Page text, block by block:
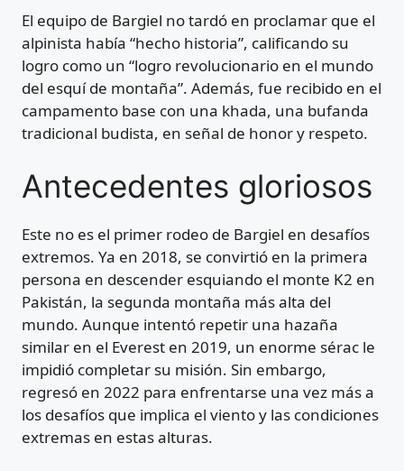
El equipo de Bargiel no tardó en proclamar que el
alpinista había “hecho historia”, calificando su
logro como un “logro revolucionario en el mundo
del esquí de montaña”. Además, fue recibido en el
campamento base con una khada, una bufanda
tradicional budista, en señal de honor y respeto.
Antecedentes gloriosos
Este no es el primer rodeo de Bargiel en desafíos
extremos. Ya en 2018, se convirtió en la primera
persona en descender esquiando el monte K2 en
Pakistán, la segunda montaña más alta del
mundo. Aunque intentó repetir una hazaña
similar en el Everest en 2019, un enorme sérac le
impidió completar su misión. Sin embargo,
regresó en 2022 para enfrentarse una vez más a
los desafíos que implica el viento y las condiciones
extremas en estas alturas.